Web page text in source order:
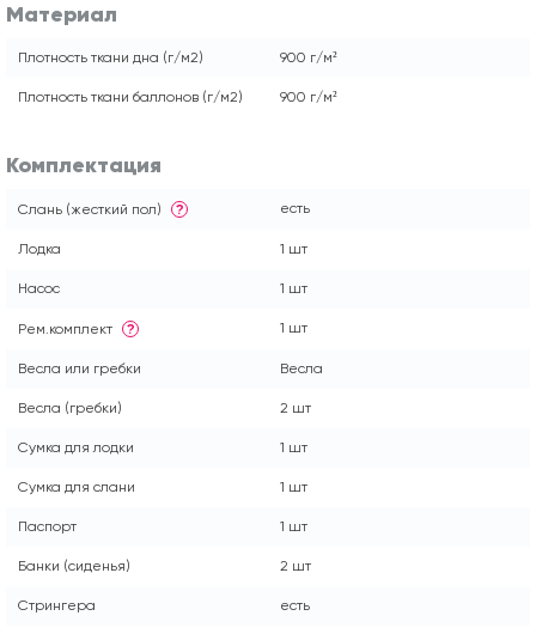
Материал
Плотность ткани дна (г/м2) 900 г/м²
Плотность ткани баллонов (г/м2) 900 г/м²
Комплектация
Слань (жесткий пол) ? есть
Лодка 1 шт
Насос 1 шт
Рем.комплект ? 1 шт
Весла или гребки Весла
Весла (гребки) 2 шт
Сумка для лодки 1 шт
Сумка для слани 1 шт
Паспорт 1 шт
Банки (сиденья) 2 шт
Стрингера есть